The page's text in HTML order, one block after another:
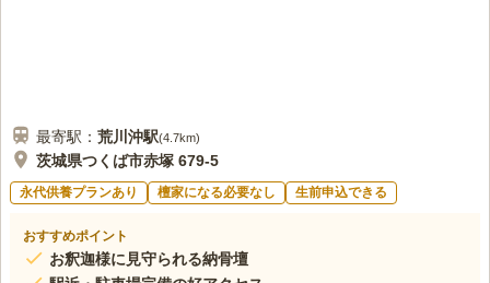
最寄駅： 荒川沖駅(4.7km)
茨城県つくば市赤塚 679-5
永代供養プランあり 檀家になる必要なし 生前申込できる
おすすめポイント
お釈迦様に見守られる納骨壇